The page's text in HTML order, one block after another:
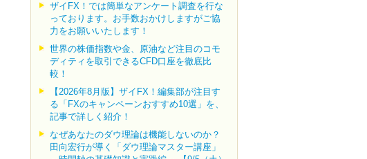
ザイFX！では簡単なアンケート調査を行な
っております。お手数おかけしますがご協
力をお願いいたします！
世界の株価指数や金、原油など注目のコモ
ディティを取引できるCFD口座を徹底比
較！
【2026年8月版】ザイFX！編集部が注目す
る「FXのキャンペーンおすすめ10選」を、
記事で詳しく紹介！
なぜあなたのダウ理論は機能しないのか？
田向宏行が導く「ダウ理論マスター講座」